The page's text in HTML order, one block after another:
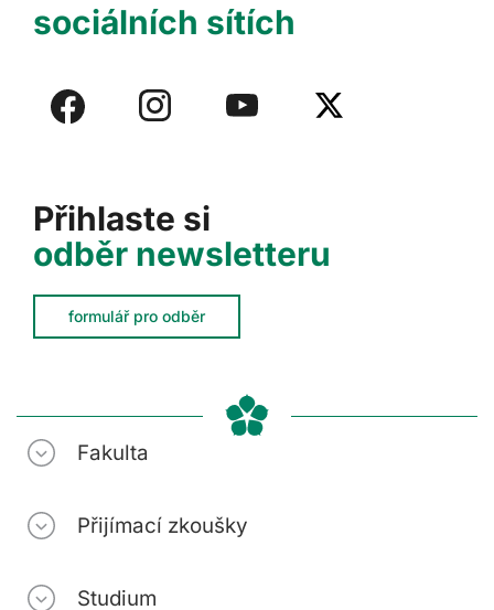
Přihlaste si
odběr newsletteru
formulář pro odběr
sociálních sítích
Fakulta
Přijímací zkoušky
Studium